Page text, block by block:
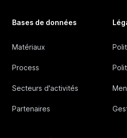
Bases de données
Matériaux
Process
Secteurs d'activités
Partenaires